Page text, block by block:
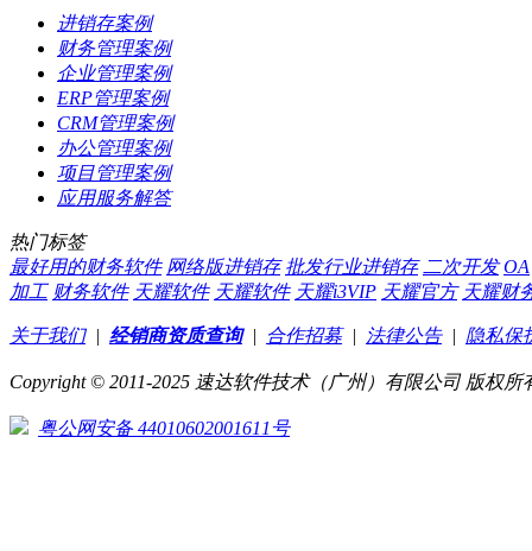
进销存案例
财务管理案例
企业管理案例
ERP管理案例
CRM管理案例
办公管理案例
项目管理案例
应用服务解答
热门标签
最好用的财务软件 网络版进销存 批发行业进销存 二次开发 OA
加工 财务软件 天耀软件 天耀软件 天耀i3VIP 天耀官方 天耀财
关于我们| 经销商资质查询| 合作招募| 法律公告| 隐私保
Copyright © 2011-2025 速达软件技术（广州）有限公司 版权所
粤公网安备 44010602001611号